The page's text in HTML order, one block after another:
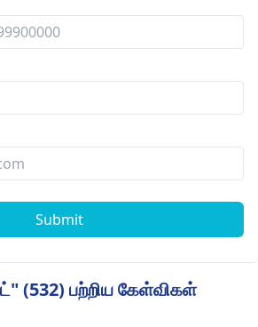
Submit
(532) பற்றிய கேள்விகள்